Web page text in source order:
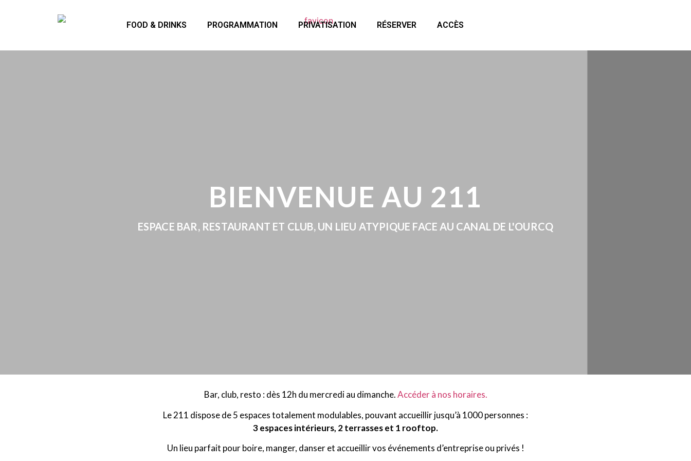
FOOD & DRINKS PROGRAMMATION PRIVATISATION RÉSERVER ACCÈS
BIENVENUE AU 211
ESPACE BAR, RESTAURANT ET CLUB, UN LIEU ATYPIQUE FACE AU CANAL DE L'OURCQ
Bar, club, resto : dès 12h du mercredi au dimanche.Accéder à nos horaires.
Le 211 disposede 5 espaces totalement modulables, pouvant accueillir jusqu’à 1000 personnes :
3 espaces intérieurs, 2 terrasses et 1 rooftop.
Un lieu parfait pour boire, manger, danser et accueillir vos événements d’entreprise ou privés !